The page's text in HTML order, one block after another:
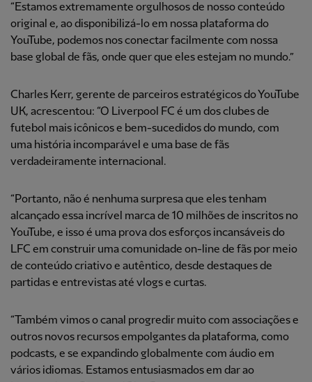
“Estamos extremamente orgulhosos de nosso conteúdo
original e, ao disponibilizá-lo em nossa plataforma do
YouTube, podemos nos conectar facilmente com nossa
base global de fãs, onde quer que eles estejam no mundo.”
Charles Kerr, gerente de parceiros estratégicos do YouTube
UK, acrescentou: “O Liverpool FC é um dos clubes de
futebol mais icônicos e bem-sucedidos do mundo, com
uma história incomparável e uma base de fãs
verdadeiramente internacional.
“Portanto, não é nenhuma surpresa que eles tenham
alcançado essa incrível marca de 10 milhões de inscritos no
YouTube, e isso é uma prova dos esforços incansáveis do
LFC em construir uma comunidade on-line de fãs por meio
de conteúdo criativo e autêntico, desde destaques de
partidas e entrevistas até vlogs e curtas.
“Também vimos o canal progredir muito com associações e
outros novos recursos empolgantes da plataforma, como
podcasts, e se expandindo globalmente com áudio em
vários idiomas. Estamos entusiasmados em dar ao